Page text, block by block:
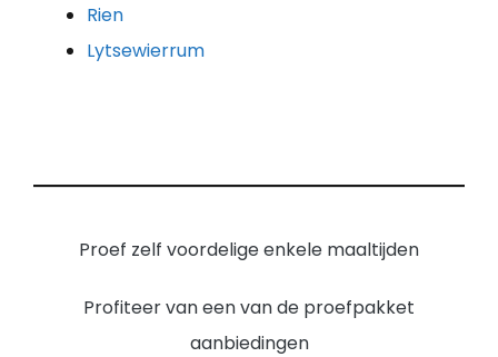
Rien
Lytsewierrum
Proef zelf voordelige enkele maaltijden
Profiteer van een van de proefpakket
aanbiedingen